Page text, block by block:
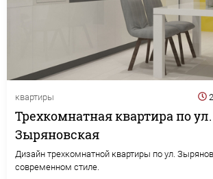
квартиры
Трехкомнатная квартира по ул.
Зыряновская
Дизайн трехкомнатной квартиры по ул.
современном стиле.